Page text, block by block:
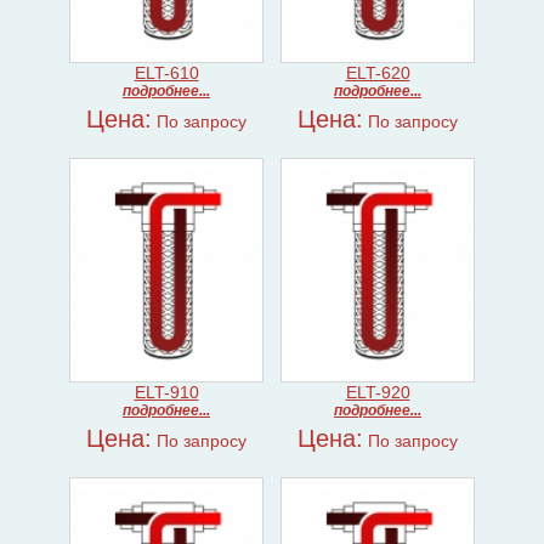
ELT-610
подробнее...
Цена: По запросу
ELT-620
подробнее...
Цена: По запросу
ELT-910
подробнее...
Цена: По запросу
ELT-920
подробнее...
Цена: По запросу